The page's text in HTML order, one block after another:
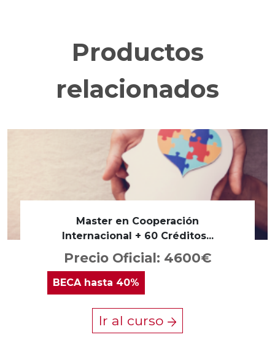
Productos
relacionados
Master en Cooperación
Internacional + 60 Créditos...
Precio Oficial: 4600€
BECAhasta 40%
Ir al curso